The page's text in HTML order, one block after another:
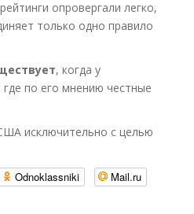
опровергали легко,
только одно правило
, когда у
по его мнению честные
исключительно с целью
Odnoklassniki Mail.ru